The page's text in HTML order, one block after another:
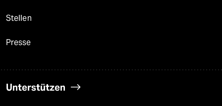
Stellen
Presse
Unterstützen